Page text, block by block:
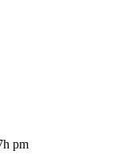
pm